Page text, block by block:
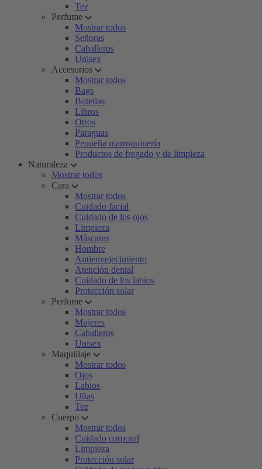
Tez
Perfume
Mostrar todos
Señoras
Caballeros
Unisex
Accesorios
Mostrar todos
Bags
Botellas
Libros
Otros
Paraguas
Pequeña marroquinería
Productos de fregado y de limpieza
Naturaleza
Mostrar todos
Cara
Mostrar todos
Cuidado facial
Cuidado de los ojos
Limpieza
Máscaras
Hombre
Antienvejecimiento
Atención dental
Cuidado de los labios
Protección solar
Perfume
Mostrar todos
Mujeres
Caballeros
Unisex
Maquillaje
Mostrar todos
Ojos
Labios
Uñas
Tez
Cuerpo
Mostrar todos
Cuidado corporal
Limpieza
Protección solar